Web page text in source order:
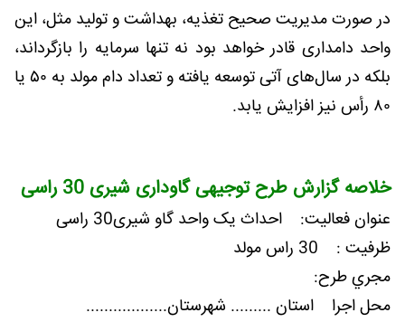
در صورت مدیریت صحیح تغذیه، بهداشت و تولید مثل، این
واحد دامداری قادر خواهد بود نه تنها سرمایه را بازگرداند،
بلکه در سال‌های آتی توسعه یافته و تعداد دام مولد به ۵۰ یا
۸۰ رأس نیز افزایش یابد.
خلاصه گزارش طرح توجیهی گاوداری شیری 30 راسی
عنوان فعاليت: احداث یک واحد گاو شیری30 راسی
ظرفيت : 30 راس مولد
مجري طرح:
محل اجرا استان ......... شهرستان..................